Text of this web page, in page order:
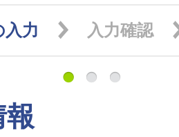
入力 入力確認